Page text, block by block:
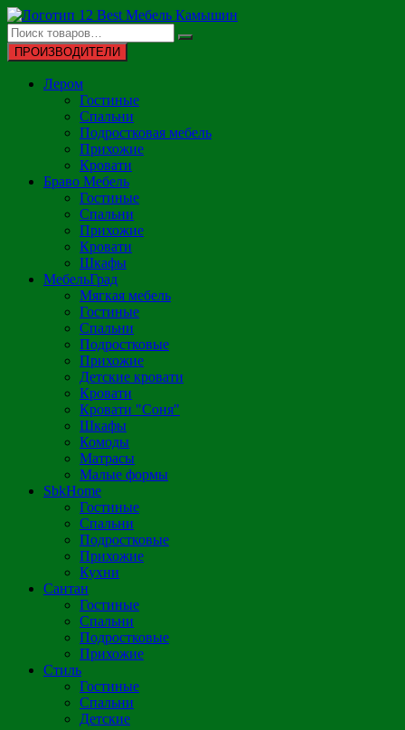
Перейти
к
содержимому
ПРОИЗВОДИТЕЛИ
Лером
Гостиные
Спальни
Подростковая мебель
Прихожие
Кровати
Браво Мебель
Гостиные
Спальни
Прихожие
Кровати
Шкафы
МебельГрад
Мягкая мебель
Гостиные
Спальни
Подростковые
Прихожие
Детские кровати
Кровати
Кровати "Соня"
Шкафы
Комоды
Матрасы
Малые формы
SbkHome
Гостиные
Спальни
Подростковые
Прихожие
Кухни
Сантан
Гостиные
Спальни
Подростковые
Прихожие
Стиль
Гостиные
Спальни
Детские